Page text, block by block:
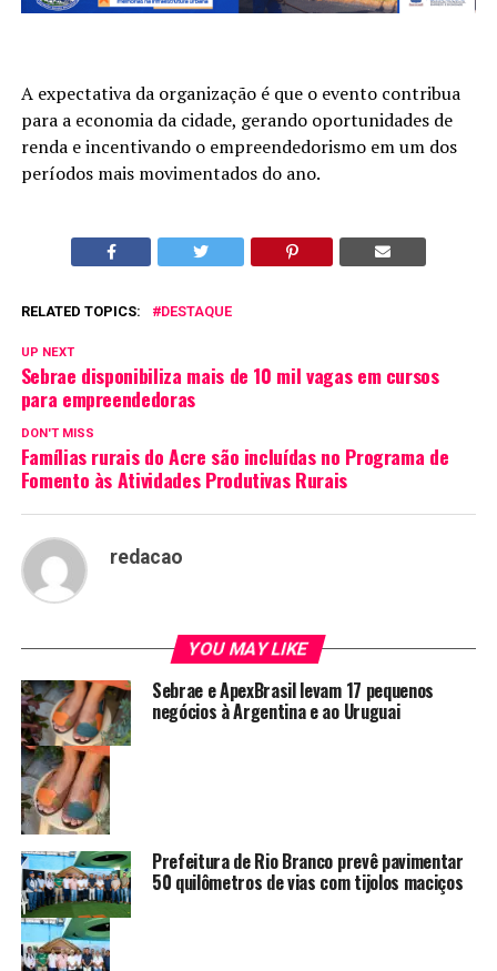
A expectativa da organização é que o evento contribua
para a economia da cidade, gerando oportunidades de
renda e incentivando o empreendedorismo em um dos
períodos mais movimentados do ano.
RELATED TOPICS: DESTAQUE
UP NEXT
Sebrae disponibiliza mais de 10 mil vagas em cursos
para empreendedoras
DON'T MISS
Famílias rurais do Acre são incluídas no Programa de
Fomento às Atividades Produtivas Rurais
redacao
YOU MAY LIKE
Sebrae e ApexBrasil levam 17 pequenos
negócios à Argentina e ao Uruguai
Prefeitura de Rio Branco prevê pavimentar
50 quilômetros de vias com tijolos maciços